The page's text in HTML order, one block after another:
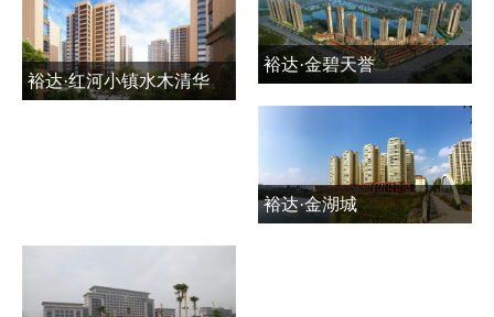
裕达·红河小镇水木清华
裕达·金碧天誉
裕达·金湖城